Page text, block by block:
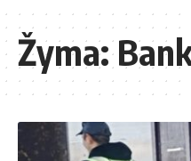
Žyma: